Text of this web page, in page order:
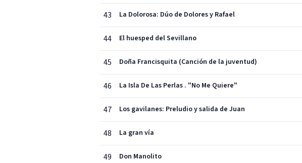
43 La Dolorosa: Dúo de Dolores y Rafael
44 El huesped del Sevillano
45 Doña Francisquita (Canción de la juventud)
46 La Isla De Las Perlas . "No Me Quiere"
47 Los gavilanes: Preludio y salida de Juan
48 La gran vía
49 Don Manolito